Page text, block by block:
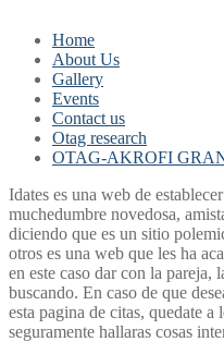
Home
About Us
Gallery
Events
Contact us
Otag research
OTAG-AKROFI
Idates es una web de
muchedumbre novedosa,
diciendo que es un sitio
otros es una web que les ha
en este caso dar con la pareja,
buscando. En caso de que
esta pagina de citas, quedate
seguramente hallaras cosas